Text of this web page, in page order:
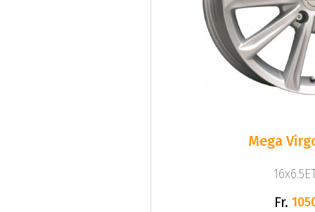
Mega
Fr.